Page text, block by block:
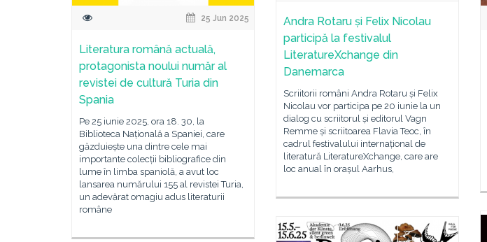
25 Jun 2025
Literatura română actuală,
protagonista noului număr al
revistei de cultură Turia din
Spania
Pe 25 iunie 2025, ora 18. 30, la
Biblioteca Națională a Spaniei, care
găzduiește una dintre cele mai
importante colecții bibliografice din
lume în limba spaniolă, a avut loc
lansarea numărului 155 al revistei Turia,
un adevărat omagiu adus literaturii
române
Andra Rotaru și Felix Nicolau
participă la festivalul
LiteratureXchange din
Danemarca
Scriitorii români Andra Rotaru și Felix
Nicolau vor participa pe 20 iunie la un
dialog cu scriitorul și editorul Vagn
Remme și scriitoarea Flavia Teoc, în
cadrul festivalului internațional de
literatură LiteratureXchange, care are
loc anual în orașul Aarhus,